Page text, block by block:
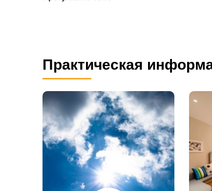
Практическая